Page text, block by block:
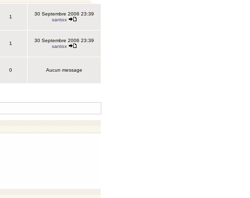
1
30 Septembre 2006 23:39
xantox
1
30 Septembre 2006 23:39
xantox
0 Aucun message